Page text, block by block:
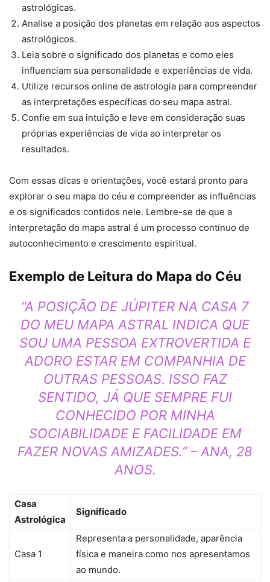
astrológicas.
Analise a posição dos planetas em relação aos aspectos
astrológicos.
Leia sobre o significado dos planetas e como eles
influenciam sua personalidade e experiências de vida.
Utilize recursos online de astrologia para compreender
as interpretações específicas do seu mapa astral.
Confie em sua intuição e leve em consideração suas
próprias experiências de vida ao interpretar os
resultados.
Com essas dicas e orientações, você estará pronto para
explorar o seu mapa do céu e compreender as influências
e os significados contidos nele. Lembre-se de que a
interpretação do mapa astral é um processo contínuo de
autoconhecimento e crescimento espiritual.
Exemplo de Leitura do Mapa do Céu
“A POSIÇÃO DE JÚPITER NA CASA 7
DO MEU MAPA ASTRAL INDICA QUE
SOU UMA PESSOA EXTROVERTIDA E
ADORO ESTAR EM COMPANHIA DE
OUTRAS PESSOAS. ISSO FAZ
SENTIDO, JÁ QUE SEMPRE FUI
CONHECIDO POR MINHA
SOCIABILIDADE E FACILIDADE EM
FAZER NOVAS AMIZADES.” – ANA, 28
ANOS.
Casa
Astrológica
Significado
Casa 1
Representa a personalidade, aparência
física e maneira como nos apresentamos
ao mundo.